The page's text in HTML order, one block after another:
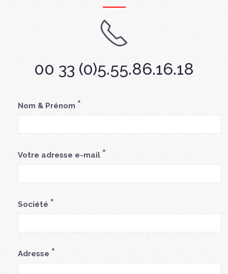
00 33 (0)5.55.86.16.18
Nom & Prénom *
Votre adresse e-mail *
Société *
Adresse *